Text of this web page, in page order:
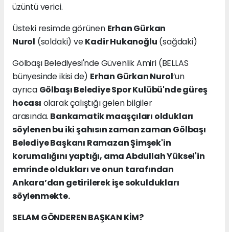
üzüntü verici.
Üsteki resimde görünen Erhan Gürkan
Nurol (soldaki) veKadir Hukanoğlu (sağdaki)
Gölbaşı Belediyesi'nde Güvenlik Amiri (BELLAS
bünyesinde ikisi de) Erhan Gürkan Nurol’un
ayrıca Gölbaşı Belediye Spor Kulübü'nde güreş
hocası olarak çalıştığı gelen bilgiler
arasında. Bankamatik maaşçıları oldukları
söylenen bu iki şahısın zaman zaman Gölbaşı
Belediye Başkanı Ramazan Şimşek'in
korumalığını yaptığı, ama Abdullah Yüksel'in
emrinde oldukları ve onun tarafından
Ankara’dan getirilerek işe sokuldukları
söylenmekte.
SELAM GÖNDEREN BAŞKAN KİM?